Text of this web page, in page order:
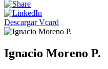
Descargar Vcard
Ignacio Moreno P.